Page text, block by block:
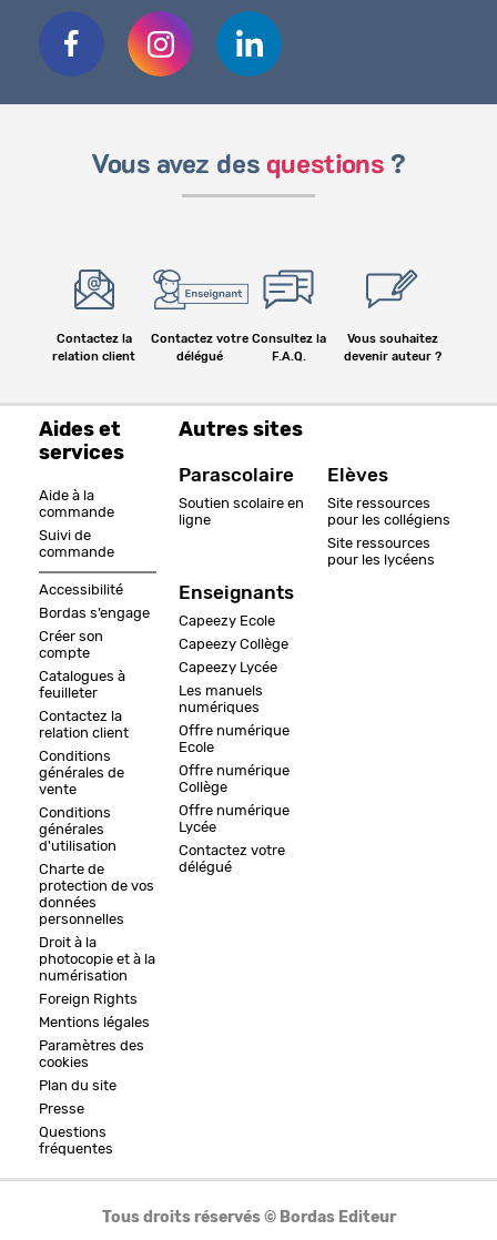
Vous avez des questions ?
Contactez la
relation client
Contactez votre
délégué
Consultez la
F.A.Q.
Vous souhaitez
devenir auteur ?
Aides et
services
Aide à la
commande
Suivi de
commande
Accessibilité
Bordas s’engage
Créer son
compte
Catalogues à
feuilleter
Contactez la
relation client
Conditions
générales de
vente
Conditions
générales
d'utilisation
Charte de
protection de vos
données
personnelles
Droit à la
photocopie et à la
numérisation
Foreign Rights
Mentions légales
Paramètres des
cookies
Plan du site
Presse
Questions
fréquentes
Autres sites
Parascolaire
Soutien scolaire en
ligne
Enseignants
Capeezy Ecole
Capeezy Collège
Capeezy Lycée
Les manuels
numériques
Offre numérique
Ecole
Offre numérique
Collège
Offre numérique
Lycée
Contactez votre
délégué
Elèves
Site ressources
pour les collégiens
Site ressources
pour les lycéens
Tous droits réservés © Bordas Editeur